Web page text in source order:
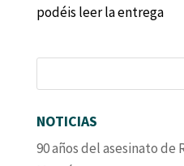
podéis leer la entrega
NOTICIAS
90 años del asesinato de